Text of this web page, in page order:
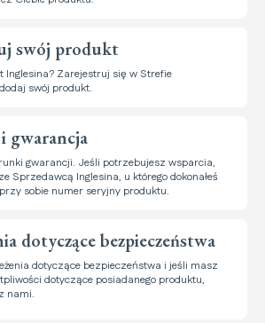
swój produkt
Inglesina? Zarejestruj się w Strefie
swój produkt.
gwarancja
gwarancji. Jeśli potrzebujesz wsparcia,
Sprzedawcą Inglesina, u którego dokonałeś
sobie numer seryjny produktu.
dotyczące bezpieczeństwa
dotyczące bezpieczeństwa i jeśli masz
dotyczące posiadanego produktu,
nami.